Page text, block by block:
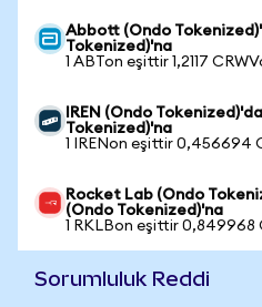
Abbott (Ondo
Tokenized)'na
1 ABTon eşittir 1,2117
IREN (Ondo
Tokenized)'na
1 IRENon eşittir 0,456694
Rocket Lab (Ondo
(Ondo Tokenized)'na
1 RKLBon eşittir 0,849968
Sorumluluk Reddi